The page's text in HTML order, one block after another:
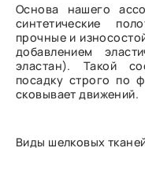
Основа нашего
синтетические
прочные и
добавлением
эластан). Такой
посадку строго по
сковывает движений.
Виды шелковых